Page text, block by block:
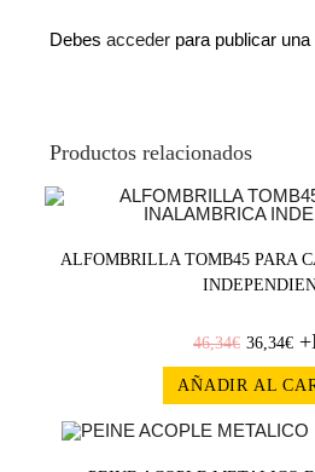
Debesacceder para publicar
Productos relacionados
ALFOMBRILLA TOMB45 PARA
46,34€ 36,34€
AÑADIR AL